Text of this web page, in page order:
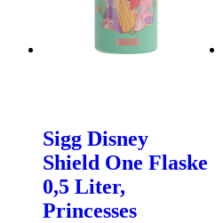
Sigg Disney
Shield One Flaske
0,5 Liter,
Princesses